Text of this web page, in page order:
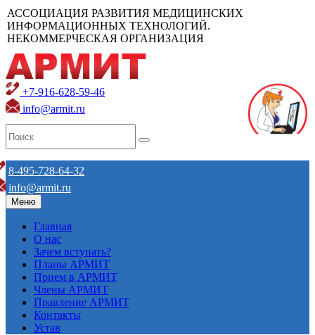
АССОЦИАЦИЯ РАЗВИТИЯ МЕДИЦИНСКИХ
ИНФОРМАЦИОННЫХ ТЕХНОЛОГИЙ.
НЕКОММЕРЧЕСКАЯ ОРГАНИЗАЦИЯ
+7-916-628-59-46
info@armit.ru
8-495-728-64-32
info@armit.ru
Меню
Главная
О нас
Зачем вступать?
Планы АРМИТ
Прием в АРМИТ
Члены АРМИТ
Правление АРМИТ
Контакты
Устав